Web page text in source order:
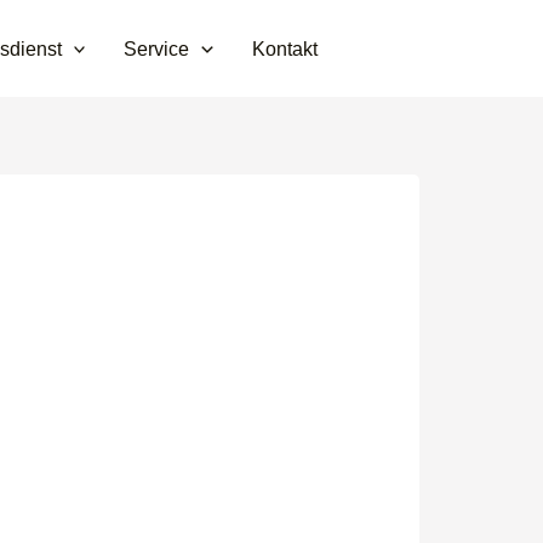
Service Kontakt